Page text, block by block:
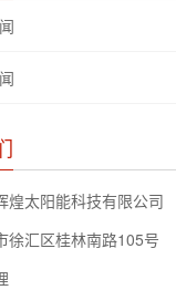
煌太阳能科技有限公司
徐汇区桂林南路105号